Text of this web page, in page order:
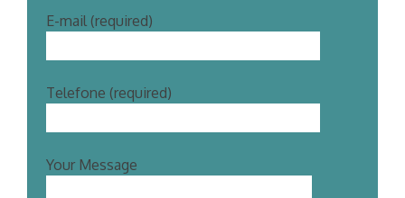
E-mail (required)
Telefone (required)
Your Message